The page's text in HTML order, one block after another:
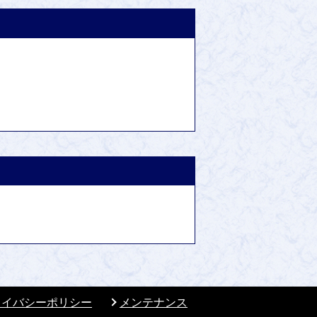
バシーポリシー メンテナンス